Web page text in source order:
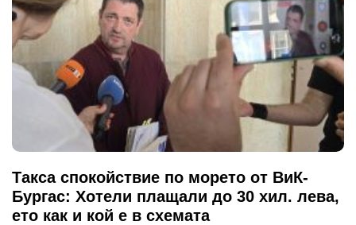
Такса спокойствие по морето от ВиК-
Бургас: Хотели плащали до 30 хил. лева,
ето как и кой е в схемата